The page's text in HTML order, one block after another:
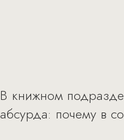
В книжном
абсурда: почему в